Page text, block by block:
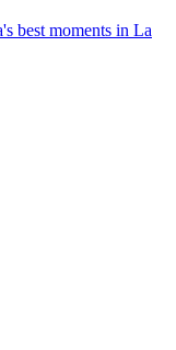
best moments in La